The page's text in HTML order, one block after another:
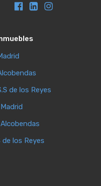
de los Reyes
de los Reyes